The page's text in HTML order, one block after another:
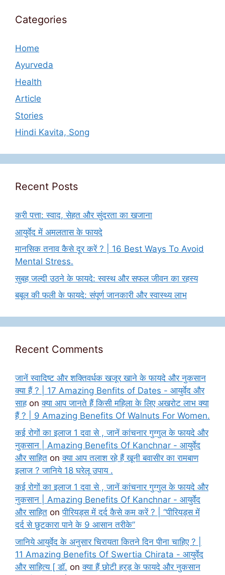
Categories
Home
Ayurveda
Health
Article
Stories
Hindi Kavita, Song
Recent Posts
करी पत्ता: स्वाद, सेहत और सुंदरता का खजाना
आयुर्वेद में अमलतास के फायदे
मानसिक तनाव कैसे दूर करें ? | 16 Best Ways To Avoid
Mental Stress.
सुबह जल्दी उठने के फायदे: स्वस्थ और सफल जीवन का रहस्य
बबूल की फली के फायदे: संपूर्ण जानकारी और स्वास्थ्य लाभ
Recent Comments
जानें स्वादिष्ट और शक्तिवर्धक खजूर खाने के फायदे और नुकसान
क्या हैं ? | 17 Amazing Benfits of Dates - आयुर्वेद और
साहonक्या आप जानते हैं किसी महिला के लिए अखरोट लाभ क्या
हैं ? | 9 Amazing Benefits Of Walnuts For Women.
कई रोगों का इलाज 1 दवा से , जानें कांचनार गुग्गुल के फायदे और
नुकसान | Amazing Benefits Of Kanchnar - आयुर्वेद
और साहित onक्या आप तलाश रहे हैं खूनी बवासीर का रामबाण
इलाज ? जानिये 18 घरेलू उपाय .
कई रोगों का इलाज 1 दवा से , जानें कांचनार गुग्गुल के फायदे और
नुकसान | Amazing Benefits Of Kanchnar - आयुर्वेद
और साहित onपीरियड्स में दर्द कैसे कम करें ? | “पीरियड्स में
दर्द से छुटकारा पाने के 9 आसान तरीके”
जानिये आयुर्वेद के अनुसार चिरायता कितने दिन पीना चाहिए ? |
11 Amazing Benefits Of Swertia Chirata - आयुर्वेद
और साहित्य [ डॉ. onक्या हैं छोटी हरड़ के फायदे और नुकसान